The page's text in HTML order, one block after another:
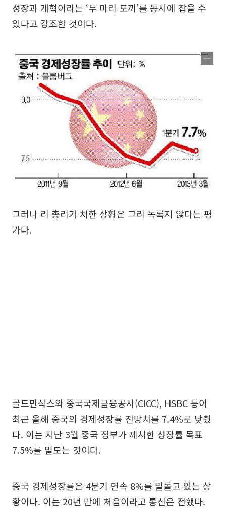
성장과 개혁이라는 ‘두 마리 토끼’를 동시에 잡을 수
있다고 강조한 것이다.
그러나 리 총리가 처한 상황은 그리 녹록지 않다는 평
가다.
골드만삭스와 중국국제금융공사(CICC), HSBC 등이
최근 올해 중국의 경제성장률 전망치를 7.4%로 낮췄
다. 이는 지난 3월 중국 정부가 제시한 성장률 목표
7.5%를 밑도는 것이다.
중국 경제성장률은 4분기 연속 8%를 밑돌고 있는 상
황이다. 이는 20년 만에 처음이라고 통신은 전했다.